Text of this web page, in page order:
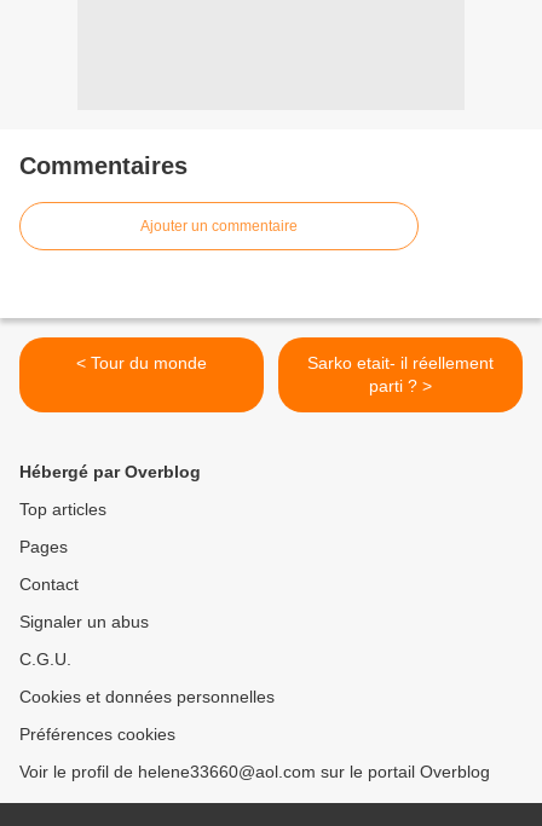
Commentaires
Ajouter un commentaire
< Tour du monde
Sarko etait- il réellement
parti ? >
Hébergé par Overblog
Top articles
Pages
Contact
Signaler un abus
C.G.U.
Cookies et données personnelles
Préférences cookies
Voir le profil de helene33660@aol.com sur le portail Overblog